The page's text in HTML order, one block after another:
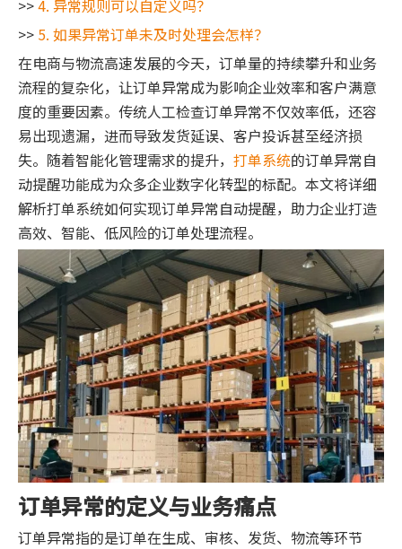
>>4. 异常规则可以自定义吗？
>> 5. 如果异常订单未及时处理会怎样？
在电商与物流高速发展的今天，订单量的持续攀升和业务
流程的复杂化，让订单异常成为影响企业效率和客户满意
度的重要因素。传统人工检查订单异常不仅效率低，还容
易出现遗漏，进而导致发货延误、客户投诉甚至经济损
失。随着智能化管理需求的提升， 打单系统的订单异常自
动提醒功能成为众多企业数字化转型的标配。本文将详细
解析打单系统如何实现订单异常自动提醒，助力企业打造
高效、智能、低风险的订单处理流程。
订单异常的定义与业务痛点
订单异常指的是订单在生成、审核、发货、物流等环节